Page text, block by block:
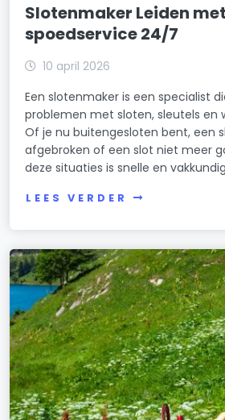
Slotenmaker Leiden met
spoedservice 24/7
10 april 2026
Een slotenmaker is een specialist
problemen met sloten, sleutels en
Of je nu buitengesloten bent, een
afgebroken of een slot niet meer
deze situaties is snelle en
LEES VERDER